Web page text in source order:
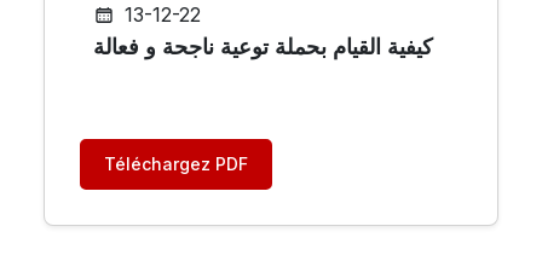
13-12-22
كيفية القيام بحملة توعية ناجحة و فعالة
Téléchargez PDF